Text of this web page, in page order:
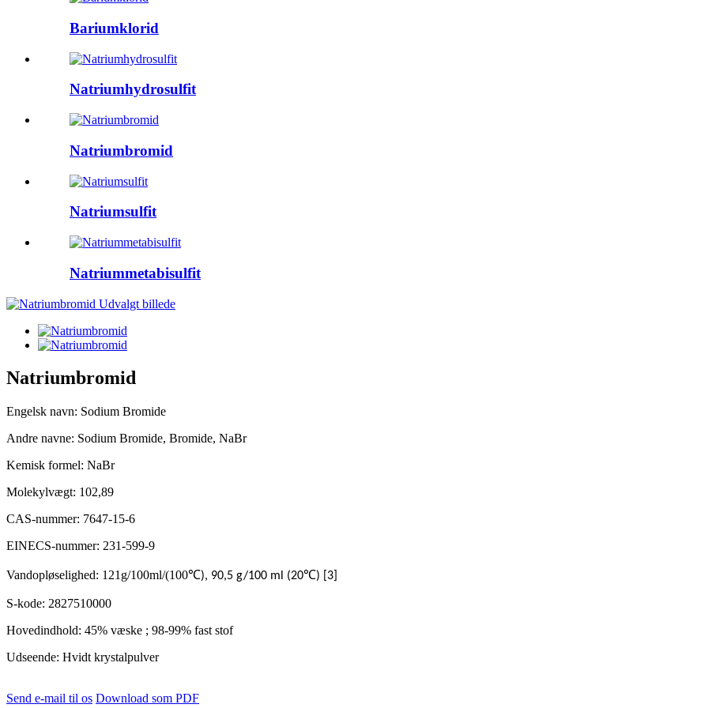
Bariumklorid
Natriumhydrosulfit
Natriumbromid
Natriumsulfit
Natriummetabisulfit
Natriumbromid
Engelsk navn: Sodium Bromide
Andre navne: Sodium Bromide, Bromide, NaBr
Kemisk formel: NaBr
Molekylvægt: 102,89
CAS-nummer: 7647-15-6
EINECS-nummer: 231-599-9
Vandopløselighed: 121g/100ml/(100℃), 90,5 g/100 ml (20℃) [3]
S-kode: 2827510000
Hovedindhold: 45% væske ; 98-99% fast stof
Udseende: Hvidt krystalpulver
Send e-mail til os Download som PDF